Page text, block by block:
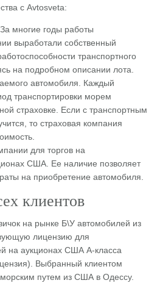
с Аvtosveta:
многие годы работы
выработали собственный
транспортного
на подробном описании лота.
автомобиля. Каждый
транспортировки морем
страховке. Если с транспортным
то страховая компания
для торгов на
США. Ее наличие позволяет
на приобретение автомобиля.
клиентов
на рынке Б\У автомобилей из
лицензию для
на аукционах США А-класса
Выбранный клиентом
путем из США в Одессу.